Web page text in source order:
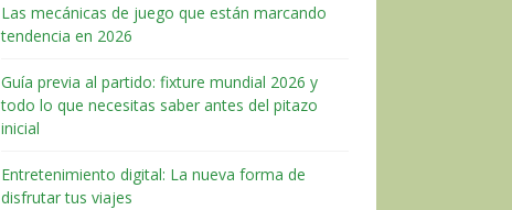
Las mecánicas de juego que están marcando
tendencia en 2026
Guía previa al partido: fixture mundial 2026 y
todo lo que necesitas saber antes del pitazo
inicial
Entretenimiento digital: La nueva forma de
disfrutar tus viajes